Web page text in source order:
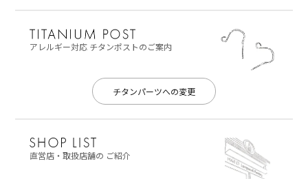
アレルギー対応チタンポストのご案内
チタンパーツへの変更
直営店・取扱店舗の ご紹介